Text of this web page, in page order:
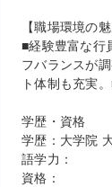
【職場環境の魅
■経験豊富な行
フバランスが
ト体制も充実
学歴・資格
学歴：大学院
語学力：
資格：